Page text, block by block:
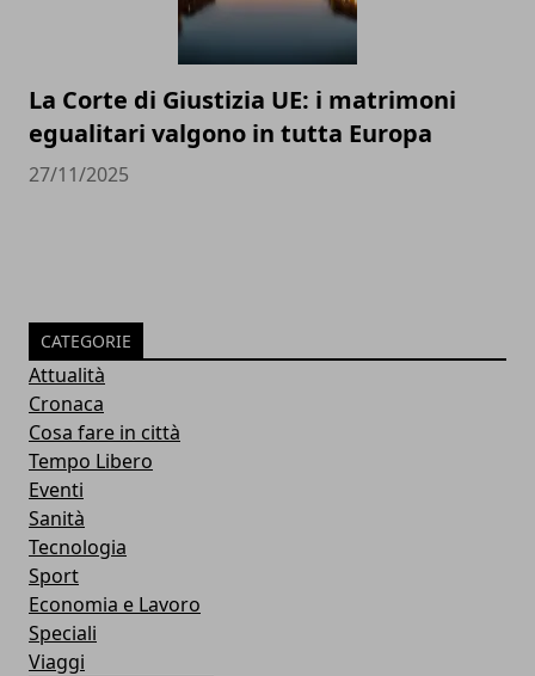
La Corte di Giustizia UE: i matrimoni
egualitari valgono in tutta Europa
27/11/2025
CATEGORIE
Attualità
Cronaca
Cosa fare in città
Tempo Libero
Eventi
Sanità
Tecnologia
Sport
Economia e Lavoro
Speciali
Viaggi